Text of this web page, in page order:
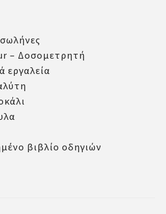
– Δοσομετρητή
εργαλεία
βιβλίο οδηγιών